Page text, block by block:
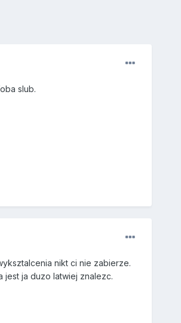
slub.
nikt ci nie zabierze.
jest ja duzo latwiej znalezc.